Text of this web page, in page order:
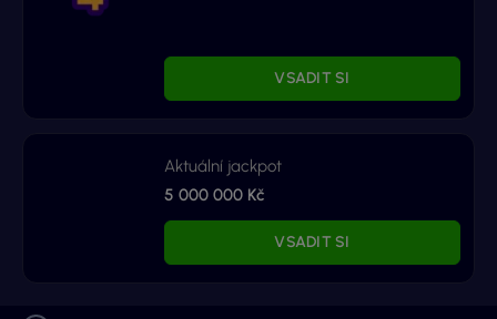
VSADIT SI
Aktuální jackpot
5 000 000 Kč
VSADIT SI